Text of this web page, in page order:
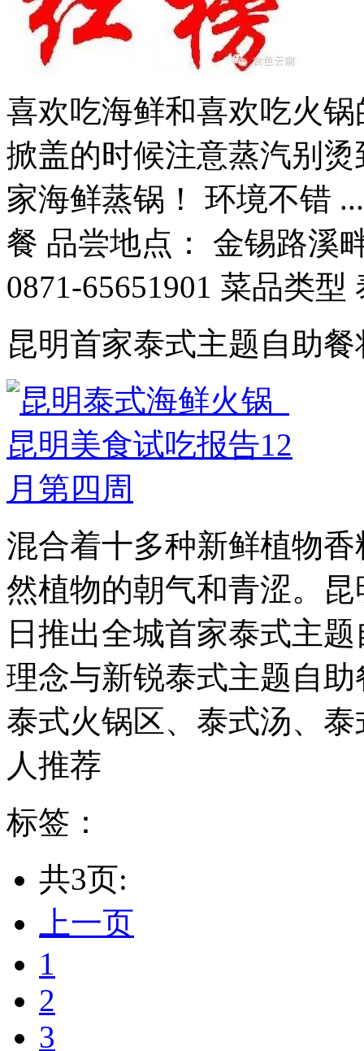
喜欢吃海鲜和喜欢吃火
掀盖的时候注意蒸汽别
家海鲜蒸锅！ 环境不错
餐 品尝地点： 金锡路溪
0871-65651901 菜品类
昆明首家泰式主题自助
混合着十多种新鲜植物
然植物的朝气和青涩。
日推出全城首家泰式主
理念与新锐泰式主题自
泰式火锅区、泰式汤、
人推荐
标签：
共3页:
上一页
1
2
3